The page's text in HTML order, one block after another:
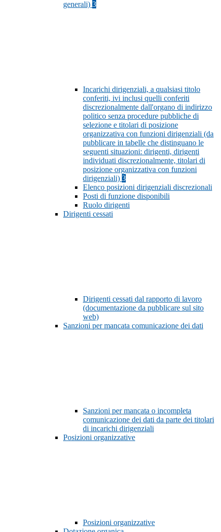
generali) 3
Incarichi dirigenziali, a qualsiasi titolo
conferiti, ivi inclusi quelli conferiti
discrezionalmente dall'organo di indirizzo
politico senza procedure pubbliche di
selezione e titolari di posizione
organizzativa con funzioni dirigenziali (da
pubblicare in tabelle che distinguano le
seguenti situazioni: dirigenti, dirigenti
individuati discrezionalmente, titolari di
posizione organizzativa con funzioni
dirigenziali) 3
Elenco posizioni dirigenziali discrezionali
Posti di funzione disponibili
Ruolo dirigenti
Dirigenti cessati
Dirigenti cessati dal rapporto di lavoro
(documentazione da pubblicare sul sito
web)
Sanzioni per mancata comunicazione dei dati
Sanzioni per mancata o incompleta
comunicazione dei dati da parte dei titolari
di incarichi dirigenziali
Posizioni organizzative
Posizioni organizzative